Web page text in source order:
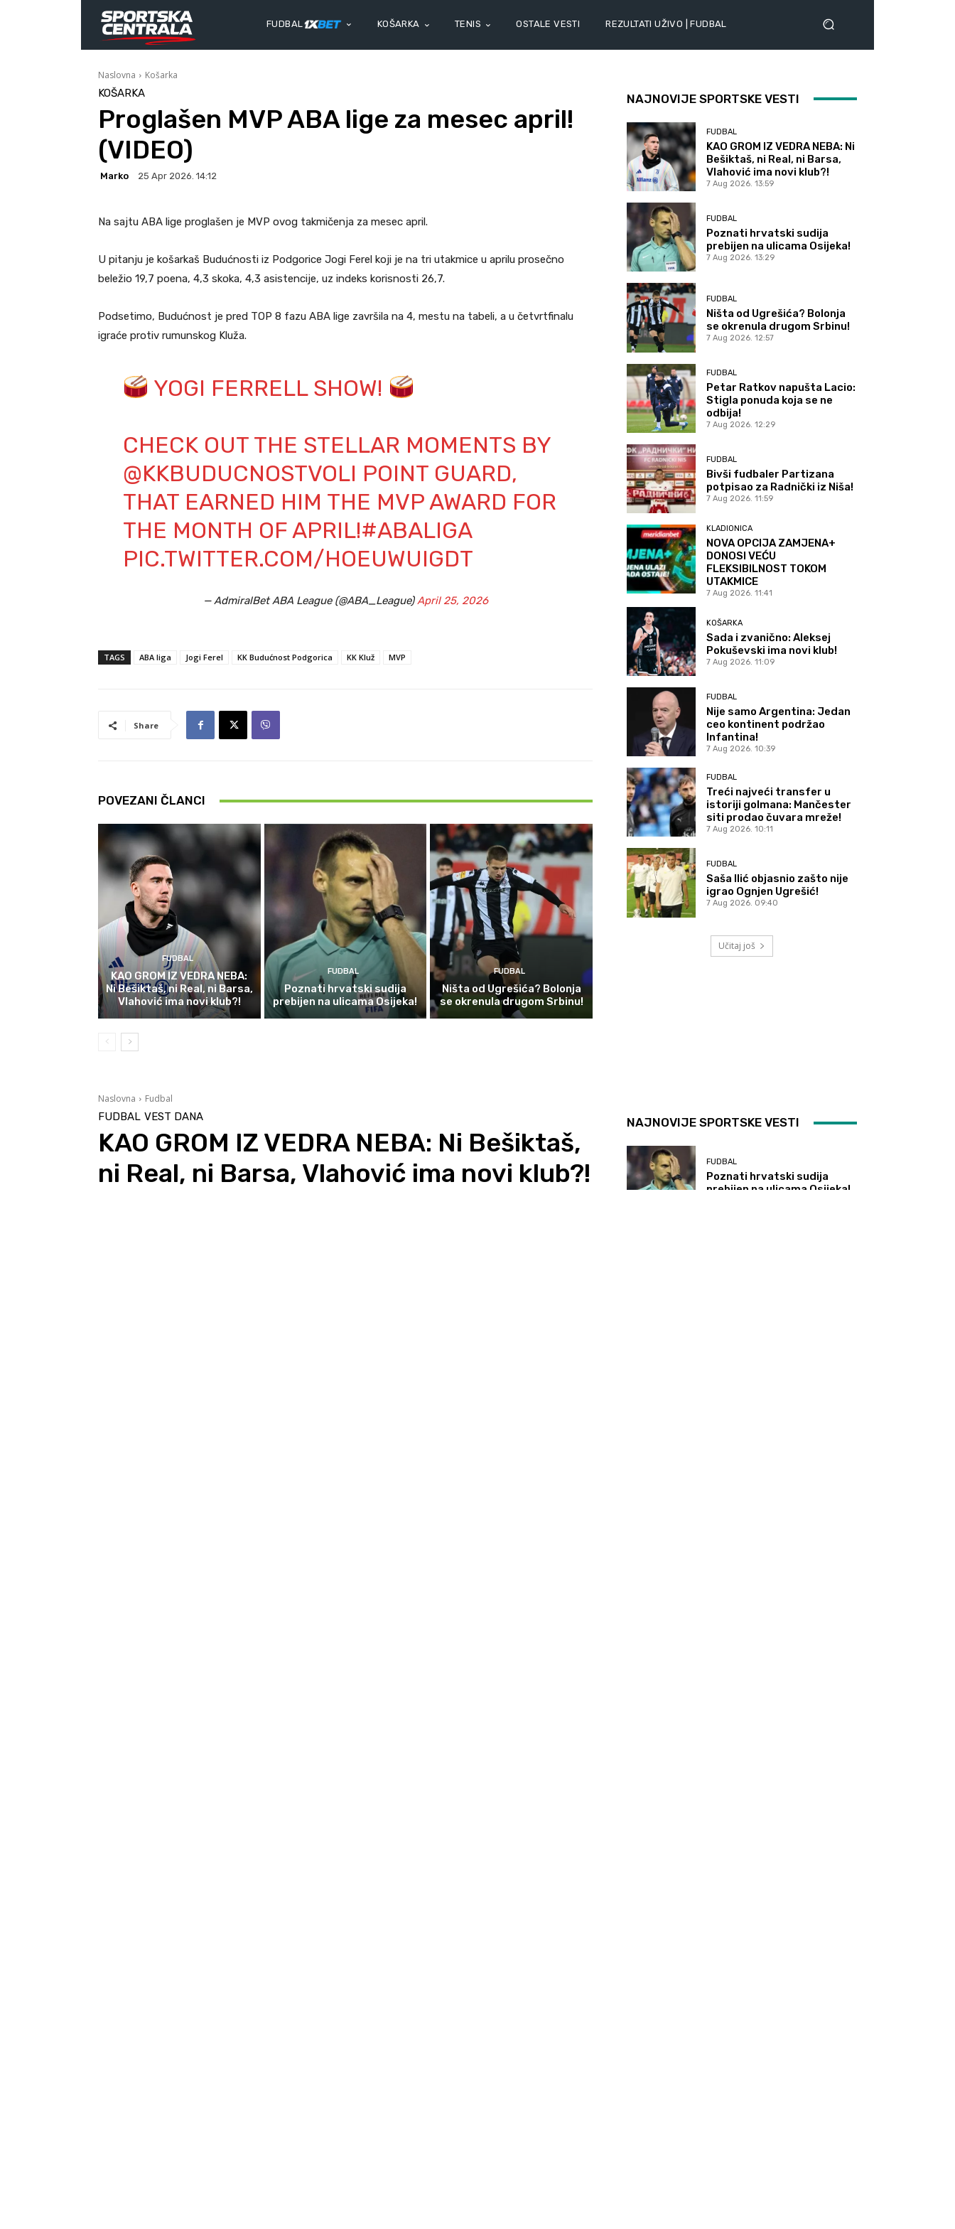
FUDBAL KOŠARKA TENIS OSTALE VESTI REZULTATI UŽIVO | FUDBAL
Naslovna Košarka
KOŠARKA
Proglašen MVP ABA lige za mesec april!
(VIDEO)
Marko 25 Apr 2026. 14:12
Na sajtu ABA lige proglašen je MVP ovog takmičenja za mesec april.
U pitanju je košarkaš Budućnosti iz Podgorice Jogi Ferel koji je na tri utakmice u aprilu prosečno
beležio 19,7 poena, 4,3 skoka, 4,3 asistencije, uz indeks korisnosti 26,7.
Podsetimo, Budućnost je pred TOP 8 fazu ABA lige završila na 4, mestu na tabeli, a u četvrtfinalu
igraće protiv rumunskog Kluža.
YOGI FERRELL SHOW!
CHECK OUT THE STELLAR MOMENTS BY
@KKBUDUCNOSTVOLI POINT GUARD,
THAT EARNED HIM THE MVP AWARD FOR
THE MONTH OF APRIL!#ABALIGA
PIC.TWITTER.COM/HOEUWUIGDT
— AdmiralBet ABA League (@ABA_League)April 25, 2026
TAGS ABA liga Jogi Ferel KK Budućnost Podgorica KK Kluž MVP
Share
POVEZANI ČLANCI
FUDBAL
KAO GROM IZ VEDRA NEBA:
Ni Bešiktaš, ni Real, ni Barsa,
Vlahović ima novi klub?!
FUDBAL
Poznati hrvatski sudija
prebijen na ulicama Osijeka!
FUDBAL
Ništa od Ugrešića? Bolonja
se okrenula drugom Srbinu!
NAJNOVIJE SPORTSKE VESTI
FUDBAL
KAO GROM IZ VEDRA NEBA: Ni
Bešiktaš, ni Real, ni Barsa,
Vlahović ima novi klub?!
7 Aug 2026. 13:59
FUDBAL
Poznati hrvatski sudija
prebijen na ulicama Osijeka!
7 Aug 2026. 13:29
FUDBAL
Ništa od Ugrešića? Bolonja
se okrenula drugom Srbinu!
7 Aug 2026. 12:57
FUDBAL
Petar Ratkov napušta Lacio:
Stigla ponuda koja se ne
odbija!
7 Aug 2026. 12:29
FUDBAL
Bivši fudbaler Partizana
potpisao za Radnički iz Niša!
7 Aug 2026. 11:59
KLADIONICA
NOVA OPCIJA ZAMJENA+
DONOSI VEĆU
FLEKSIBILNOST TOKOM
UTAKMICE
7 Aug 2026. 11:41
KOŠARKA
Sada i zvanično: Aleksej
Pokuševski ima novi klub!
7 Aug 2026. 11:09
FUDBAL
Nije samo Argentina: Jedan
ceo kontinent podržao
Infantina!
7 Aug 2026. 10:39
FUDBAL
Treći najveći transfer u
istoriji golmana: Mančester
siti prodao čuvara mreže!
7 Aug 2026. 10:11
FUDBAL
Saša Ilić objasnio zašto nije
igrao Ognjen Ugrešić!
7 Aug 2026. 09:40
Učitaj još